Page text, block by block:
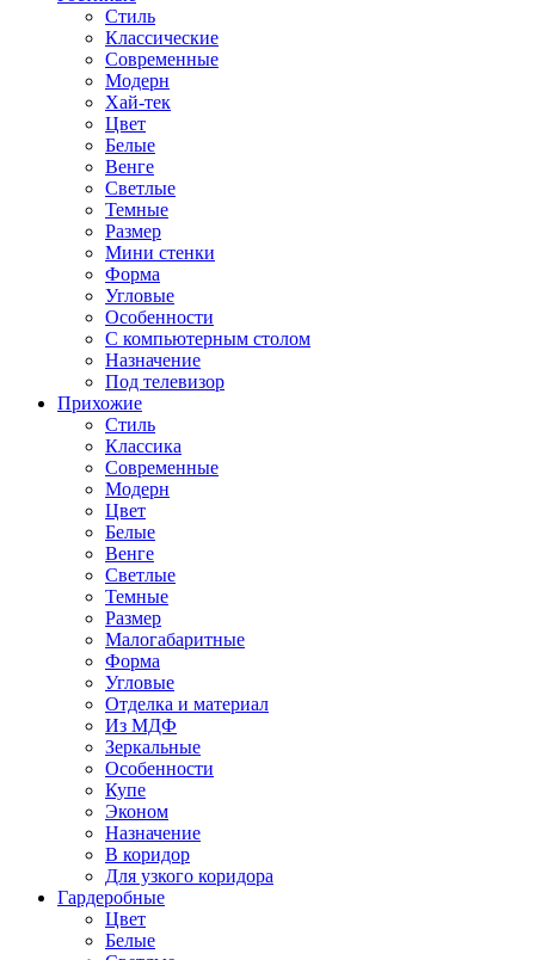
Стиль
Классические
Современные
Модерн
Хай-тек
Цвет
Белые
Венге
Светлые
Темные
Размер
Мини стенки
Форма
Угловые
Особенности
С компьютерным столом
Назначение
Под телевизор
Прихожие
Стиль
Классика
Современные
Модерн
Цвет
Белые
Венге
Светлые
Темные
Размер
Малогабаритные
Форма
Угловые
Отделка и материал
Из МДФ
Зеркальные
Особенности
Купе
Эконом
Назначение
В коридор
Для узкого коридора
Гардеробные
Цвет
Белые